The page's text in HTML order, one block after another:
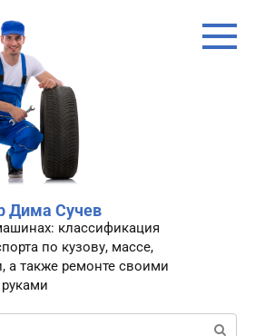
Дима Сучев
классификация
по кузову, массе,
а также ремонте своими
руками